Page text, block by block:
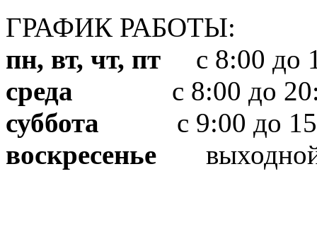
ГРАФИК РАБОТЫ:
пн, вт, чт, пт с 8:00 до
среда с 8:00 до
суббота с 9:00 до
воскресенье